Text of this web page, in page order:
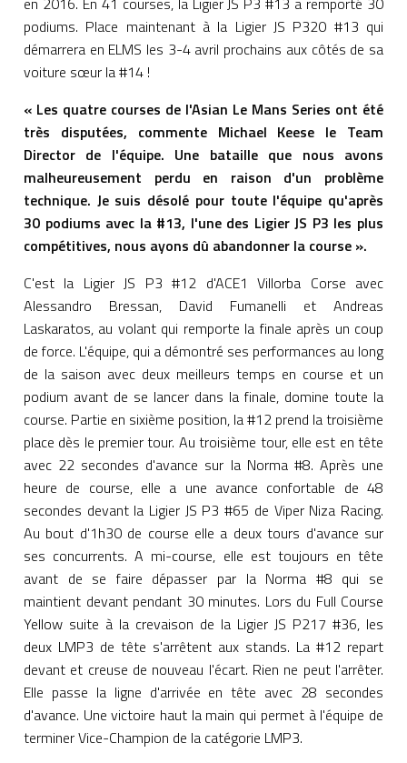
podiums. Place maintenant à la Ligier JS P320 #13 qui
démarrera en ELMS les 3-4 avril prochains aux côtés de sa
voiture sœur la #14 !
« Les quatre courses de l'Asian Le Mans Series ont été
très disputées, commente Michael Keese le Team
Director de l'équipe. Une bataille que nous avons
malheureusement perdu en raison d'un problème
technique. Je suis désolé pour toute l'équipe qu'après
30 podiums avec la #13, l'une des Ligier JS P3 les plus
compétitives, nous ayons dû abandonner la course ».
C'est la Ligier JS P3 #12 d'ACE1 Villorba Corse avec
Alessandro Bressan, David Fumanelli et Andreas
Laskaratos, au volant qui remporte la finale après un coup
de force. L'équipe, qui a démontré ses performances au long
de la saison avec deux meilleurs temps en course et un
podium avant de se lancer dans la finale, domine toute la
course. Partie en sixième position, la #12 prend la troisième
place dès le premier tour. Au troisième tour, elle est en tête
avec 22 secondes d'avance sur la Norma #8. Après une
heure de course, elle a une avance confortable de 48
secondes devant la Ligier JS P3 #65 de Viper Niza Racing.
Au bout d'1h30 de course elle a deux tours d'avance sur
ses concurrents. A mi-course, elle est toujours en tête
avant de se faire dépasser par la Norma #8 qui se
maintient devant pendant 30 minutes. Lors du Full Course
Yellow suite à la crevaison de la Ligier JS P217 #36, les
deux LMP3 de tête s'arrêtent aux stands. La #12 repart
devant et creuse de nouveau l'écart. Rien ne peut l'arrêter.
Elle passe la ligne d'arrivée en tête avec 28 secondes
d'avance. Une victoire haut la main qui permet à l'équipe de
terminer Vice-Champion de la catégorie LMP3.